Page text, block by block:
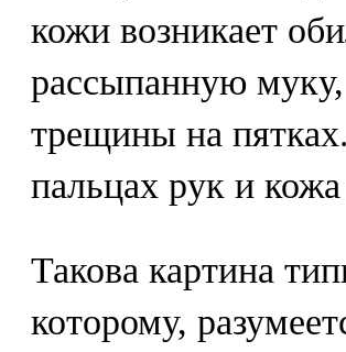
кожи возникает
рассыпанную
трещины на
пальцах рук и
Такова картина
которому,